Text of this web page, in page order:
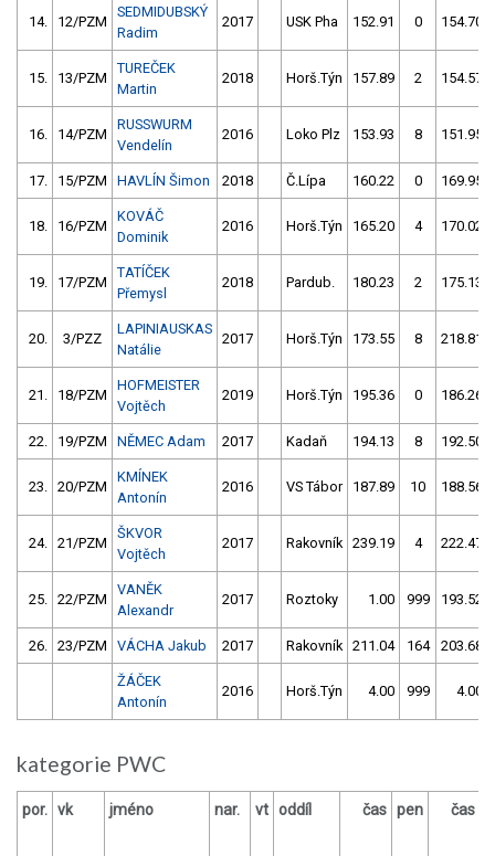
14. 12/PZM
SEDMIDUBSKÝ
Radim
2017 USK Pha 152.91 0 154.70
15. 13/PZM
TUREČEK
Martin
2018 Horš.Týn 157.89 2 154.57
16. 14/PZM
RUSSWURM
Vendelín
2016 Loko Plz 153.93 8 151.95
17. 15/PZM HAVLÍN Šimon 2018 Č.Lípa 160.22 0 169.95
18. 16/PZM
KOVÁČ
Dominik
2016 Horš.Týn 165.20 4 170.02
19. 17/PZM
TATÍČEK
Přemysl
2018 Pardub. 180.23 2 175.13
20. 3/PZZ
LAPINIAUSKAS
Natálie
2017 Horš.Týn 173.55 8 218.81
21. 18/PZM
HOFMEISTER
Vojtěch
2019 Horš.Týn 195.36 0 186.26
22. 19/PZM NĚMEC Adam 2017 Kadaň 194.13 8 192.50
23. 20/PZM
KMÍNEK
Antonín
2016 VS Tábor 187.89 10 188.56
24. 21/PZM
ŠKVOR
Vojtěch
2017 Rakovník 239.19 4 222.47
25. 22/PZM
VANĚK
Alexandr
2017 Roztoky 1.00 999 193.52
26. 23/PZM VÁCHA Jakub 2017 Rakovník 211.04 164 203.68
ŽÁČEK
Antonín
2016 Horš.Týn 4.00 999 4.00
kategorie PWC
por. vk jméno nar. vt oddíl čas pen čas